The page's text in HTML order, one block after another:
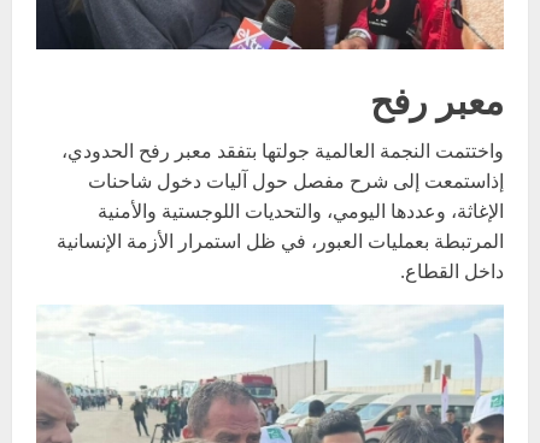
معبر رفح
واختتمت النجمة العالمية جولتها بتفقد معبر رفح الحدودي،
إذاستمعت إلى شرح مفصل حول آليات دخول شاحنات
الإغاثة، وعددها اليومي، والتحديات اللوجستية والأمنية
المرتبطة بعمليات العبور، في ظل استمرار الأزمة الإنسانية
داخل القطاع.